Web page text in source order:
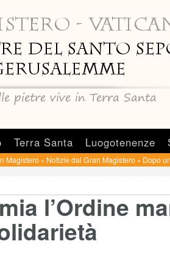
Terra Santa Luogotenenze
Magistero » Notizie dal Gran Magistero » Dopo
l’Ordine